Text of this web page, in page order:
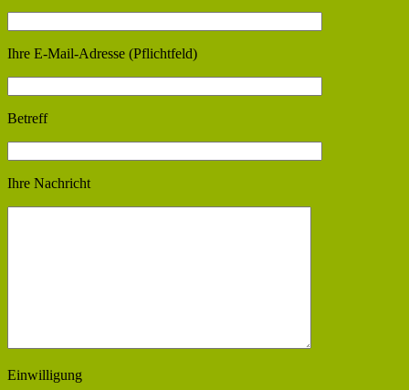
Ihre E-Mail-Adresse (Pflichtfeld)
Betreff
Ihre Nachricht
Einwilligung